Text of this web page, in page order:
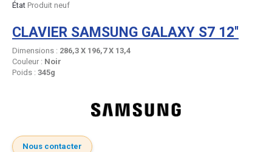
État Produit neuf
CLAVIER SAMSUNG GALAXY S7 12''
Dimensions : 286,3 X 196,7 X 13,4
Couleur : Noir
Poids : 345g
Nous contacter